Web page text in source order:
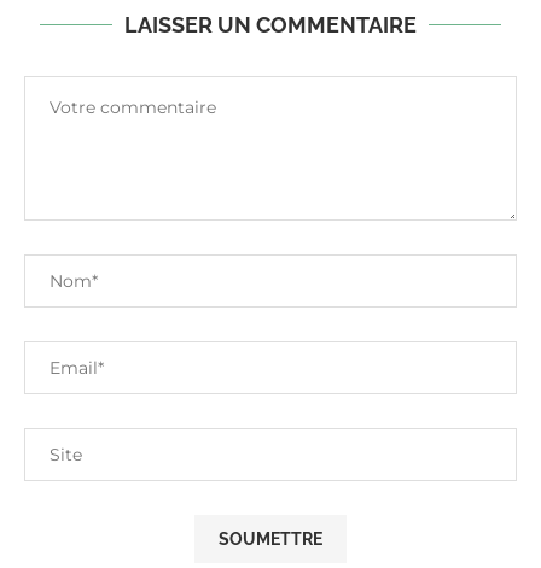
LAISSER UN COMMENTAIRE